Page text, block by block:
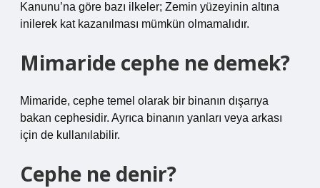
Kanunu’na göre bazı ilkeler; Zemin yüzeyinin altına
inilerek kat kazanılması mümkün olmamalıdır.
Mimaride cephe ne demek?
Mimaride, cephe temel olarak bir binanın dışarıya
bakan cephesidir. Ayrıca binanın yanları veya arkası
için de kullanılabilir.
Cephe ne denir?